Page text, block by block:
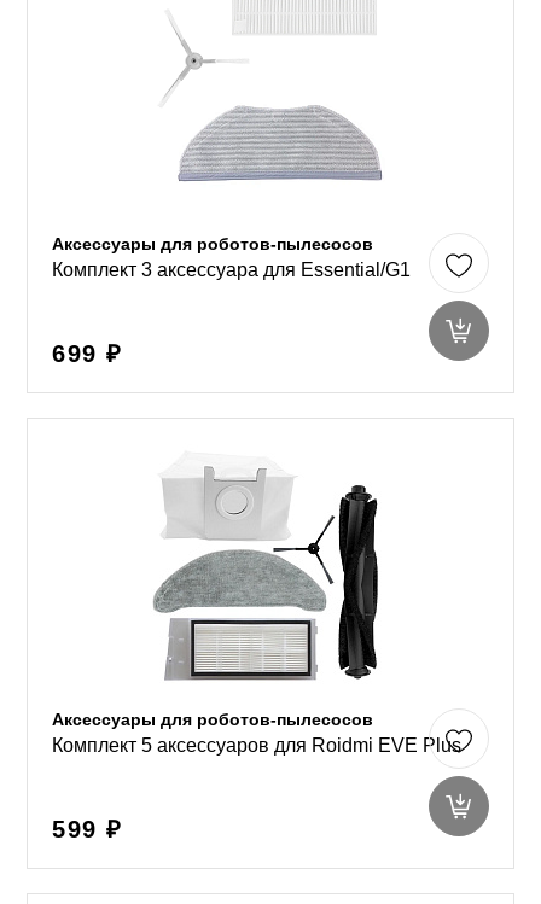
Аксессуары для роботов-пылесосов
Комплект 3 аксессуара для Essential/G1
699 ₽
Аксессуары для роботов-пылесосов
Комплект 5 аксессуаров для Roidmi EVE Plus
599 ₽